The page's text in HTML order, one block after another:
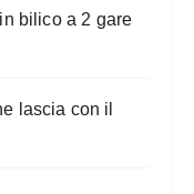
bilico a 2 gare
lascia con il